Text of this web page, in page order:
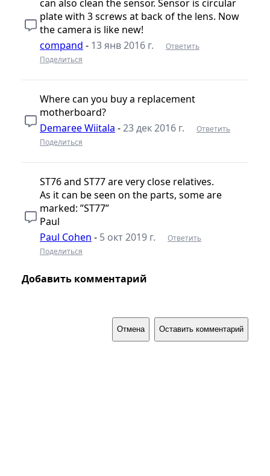
can also clean the sensor. Sensor is circular
plate with 3 screws at back of the lens. Now
the camera is like new!
compand - 13 янв 2016 г.
Ответить
Поделиться
Where can you buy a replacement
motherboard?
Demaree Wiitala -23 дек 2016 г.
Ответить
Поделиться
ST76 and ST77 are very close relatives.
As it can be seen on the parts, some are
marked: ”ST77”
Paul
Paul Cohen - 5 окт 2019 г.
Ответить
Поделиться
Добавить комментарий
Отмена Оставить комментарий